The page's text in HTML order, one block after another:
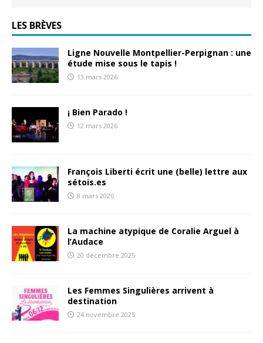
LES BRÈVES
Ligne Nouvelle Montpellier-Perpignan : une
étude mise sous le tapis !
13 mars 2026
¡ Bien Parado !
12 mars 2026
François Liberti écrit une (belle) lettre aux
sétois.es
8 mars 2026
La machine atypique de Coralie Arguel à
l’Audace
20 décembre 2025
Les Femmes Singulières arrivent à
destination
24 novembre 2025